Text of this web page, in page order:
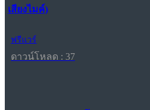
เสียงไมค์)
ฟรีแวร์
ดาวน์โหลด : 37